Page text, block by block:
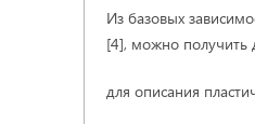
Из базовых
[4], можно получить
для описания